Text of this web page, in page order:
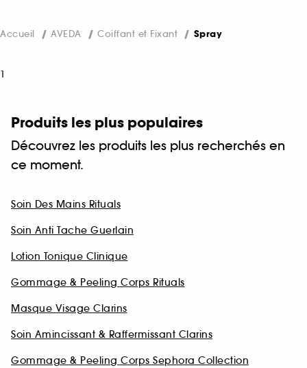
Accueil AVEDA Coiffant et Fixant Spray
1
Produits les plus populaires
Découvrez les produits les plus recherchés en
ce moment.
Soin Des Mains Rituals
Soin Anti Tache Guerlain
Lotion Tonique Clinique
Gommage & Peeling Corps Rituals
Masque Visage Clarins
Soin Amincissant & Raffermissant Clarins
Gommage & Peeling Corps Sephora Collection